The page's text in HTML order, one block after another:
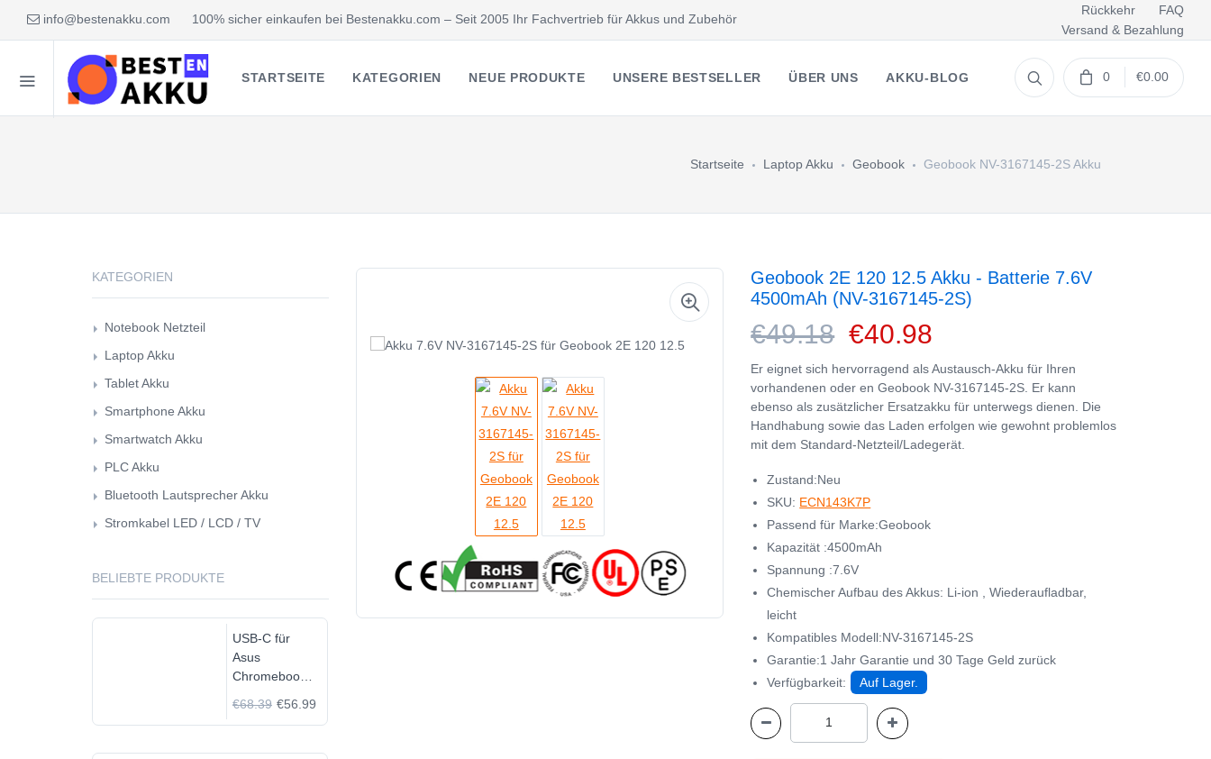
info@bestenakku.com 100% sicher einkaufen bei Bestenakku.com – Seit 2005 Ihr Fachvertrieb für Akkus und Zubehör
Rückkehr
FAQ
Versand & Bezahlung
STARTSEITE KATEGORIEN NEUE PRODUKTE UNSERE BESTSELLER ÜBER UNS AKKU-BLOG 0 €0.00
Startseite Laptop Akku Geobook Geobook NV-3167145-2S Akku
Geobook 2E 120 12.5 Akku - Batterie 7.6V
4500mAh (NV-3167145-2S)
€49.18€40.98
Er eignet sich hervorragend als Austausch-Akku für Ihren
vorhandenen oder en Geobook NV-3167145-2S. Er kann
ebenso als zusätzlicher Ersatzakku für unterwegs dienen. Die
Handhabung sowie das Laden erfolgen wie gewohnt problemlos
mit dem Standard-Netzteil/Ladegerät.
Zustand:Neu
SKU: ECN143K7P
Passend für Marke:Geobook
Kapazität :4500mAh
Spannung :7.6V
Chemischer Aufbau des Akkus: Li-ion , Wiederaufladbar,
leicht
Kompatibles Modell:NV-3167145-2S
Garantie:1 Jahr Garantie und 30 Tage Geld zurück
Verfügbarkeit:
Auf Lager.
KATEGORIEN
Notebook Netzteil
Laptop Akku
Tablet Akku
Smartphone Akku
Smartwatch Akku
PLC Akku
Bluetooth Lautsprecher Akku
Stromkabel LED / LCD / TV
BELIEBTE PRODUKTE
USB-C für
Asus
Chromebook
€68.39 €56.99